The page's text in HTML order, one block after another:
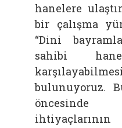
hanelere
bir çalışma
“Dini
sahibi
bulunuyoruz.
öncesinde